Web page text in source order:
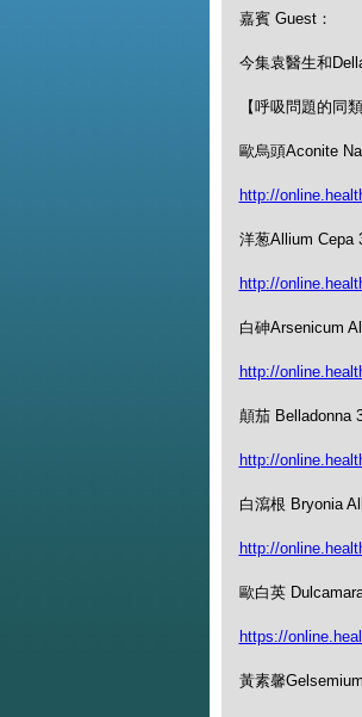
嘉賓 Guest：
今集袁醫生和
【呼吸問題的同類
歐烏頭Aconite
http://
洋葱Allium Cepa
http://
白砷Arsenicum
http://
顛茄 Belladonna
http://
白瀉根 Bryonia
http://
歐白英
https://
黃素馨